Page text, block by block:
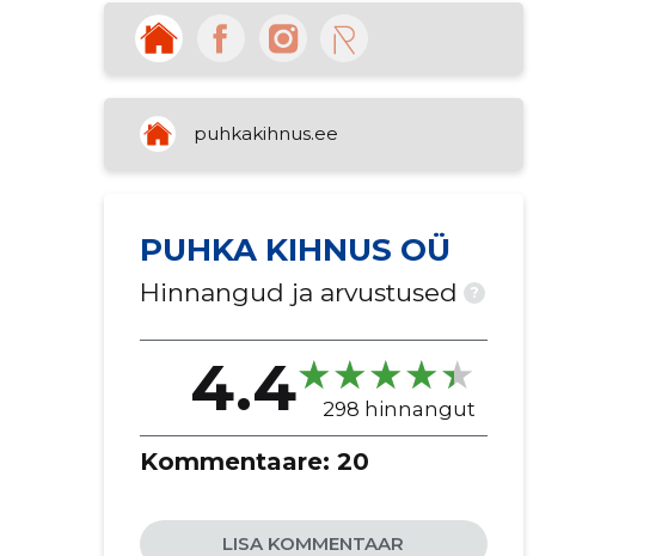
puhkakihnus.ee
PUHKA KIHNUS OÜ
Hinnangud ja arvustused ?
4.4 298 hinnangut
Kommentaare: 20
LISA KOMMENTAAR